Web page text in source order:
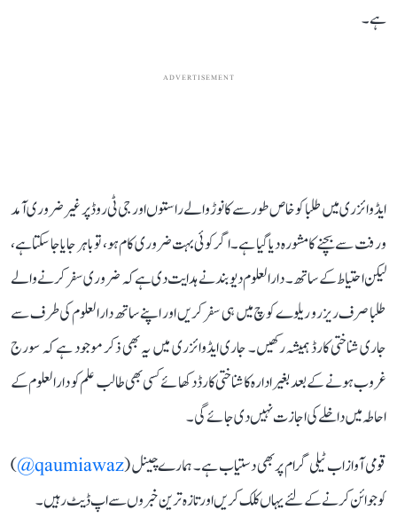
ہے۔
ADVERTISEMENT
ایڈوائزری میں طلبا کو خاص طور سے کانوڑ والے راستوں اور جی ٹی روڈ پر غیر ضروری آمد
و رفت سے بچنے کا مشورہ دیا گیا ہے۔ اگر کوئی بہت ضروری کام ہو، تو باہر جایا جا سکتا ہے،
لیکن احتیاط کے ساتھ۔ دارالعلوم دیوبند نے ہدایت دی ہے کہ ضروری سفر کرنے والے
طلبا صرف ریزرو ریلوے کوچ میں ہی سفر کریں اور اپنے ساتھ دارالعلوم کی طرف سے
جاری شناختی کارڈ ہمیشہ رکھیں۔ جاری ایڈوائزری میں یہ بھی ذکر موجود ہے کہ سورج
غروب ہونے کے بعد بغیر ادارہ کا شناختی کارڈ دکھائے کسی بھی طالب علم کو دارالعلوم کے
احاطہ میں داخلے کی اجازت نہیں دی جائے گی۔
قومی آواز اب ٹیلی گرام پر بھی دستیاب ہے۔ ہمارے چینل (qaumiawaz@
)
کو جوائن کرنے کے لئے یہاں کلک کریں اور تازہ ترین خبروں سے اپ ڈیٹ رہیں۔